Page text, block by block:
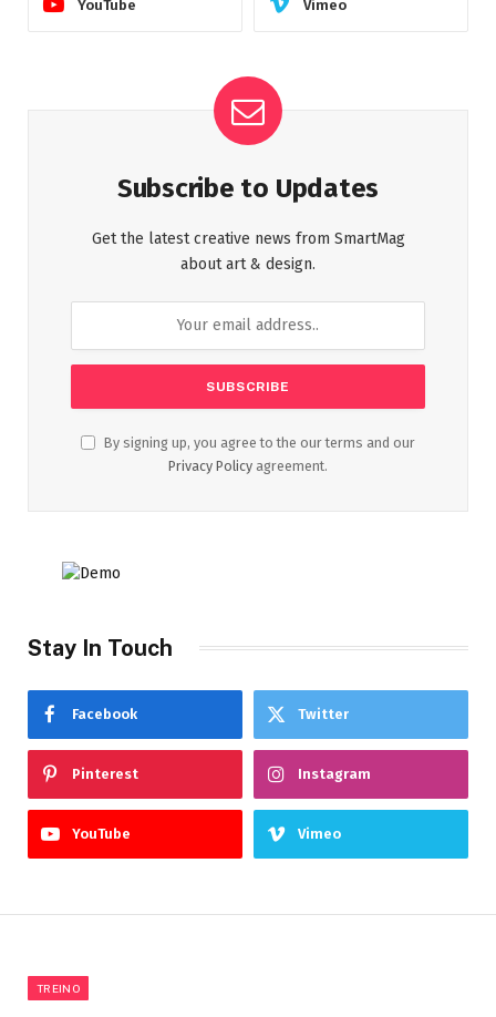
YouTube Vimeo
Subscribe to Updates
Get the latest creative news from SmartMag
about art & design.
By signing up, you agree to the our terms and our
Privacy Policy agreement.
Stay In Touch
Facebook Twitter
Pinterest Instagram
YouTube Vimeo
TREINO